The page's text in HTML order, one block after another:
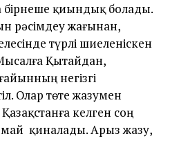
бірнеше қиындық болады.
рәсімдеу жағынан,
түрлі шиеленіскен
Қытайдан,
негізгі
Олар төте жазумен
келген соң
қиналады. Арыз жазу,